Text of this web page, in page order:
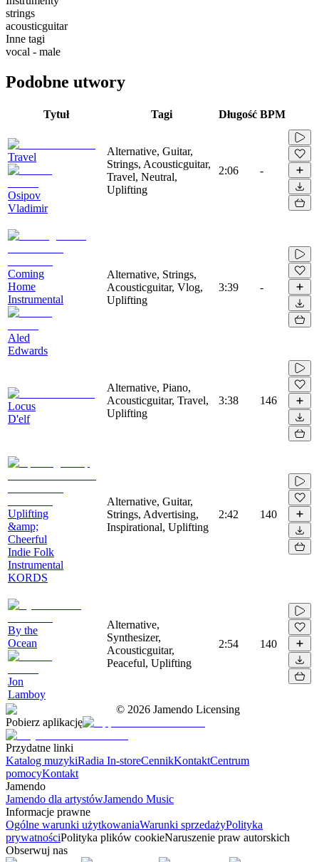
strings
acousticguitar
Inne tagi
vocal - male
Podobne utwory
Tytuł Tagi Długość BPM
Travel
Osipov
Vladimir
Alternative, Guitar,
Strings, Acousticguitar,
Travel, Neutral,
Uplifting
2:06 -
Coming
Home
Instrumental
Aled
Edwards
Alternative, Strings,
Acousticguitar, Vlog,
Uplifting
3:39 -
Locus
D'elf
Alternative, Piano,
Acousticguitar, Travel,
Uplifting
3:38 146
Uplifting
&amp;
Cheerful
Indie Folk
Instrumental
KORDS
Alternative, Guitar,
Strings, Advertising,
Inspirational, Uplifting
2:42 140
By the
Ocean
Jon
Lamboy
Alternative,
Synthesizer,
Acousticguitar,
Peaceful, Uplifting
2:54 140
© 2026 Jamendo Licensing
Pobierz aplikację
Przydatne linki
Katalog muzykiRadia In-storeCennikKontaktCentrum
pomocyKontakt
Jamendo
Jamendo dla artystówJamendo Music
Informacje prawne
Ogólne warunki użytkowaniaWarunki sprzedażyPolityka
prywatnościPolityka plików cookieNaruszenie praw autorskich
Obserwuj nas